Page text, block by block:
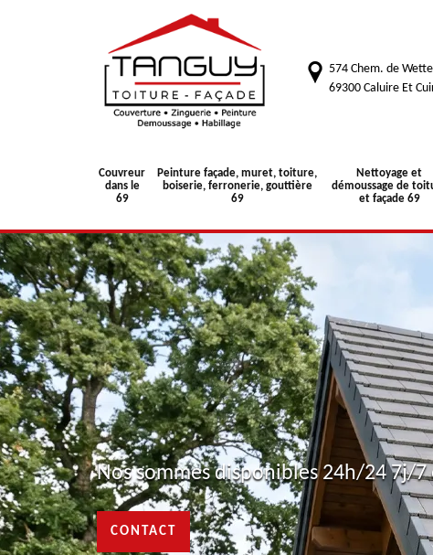
574 Chem. de Wette
69300 Caluire Et
Couvreur
dans le
69
Peinture façade, muret, toiture,
boiserie, ferronerie, gouttière
69
Nettoyage et
démoussage de
et façade 69
Nos sommes disponibles 24h/24 7j/7
CONTACT